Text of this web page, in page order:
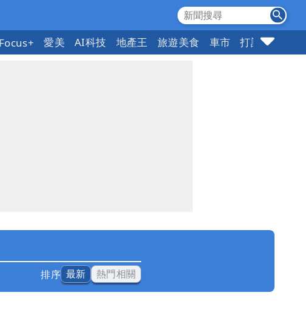
Focus+ 愛美 AI科技 地產王 旅遊美食 車市 打詐 指標企
排序 最新 熱門相關